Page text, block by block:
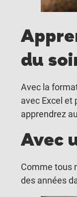
du
Avec la
avec Excel et
apprendrez
Avec
Comme tous
des années